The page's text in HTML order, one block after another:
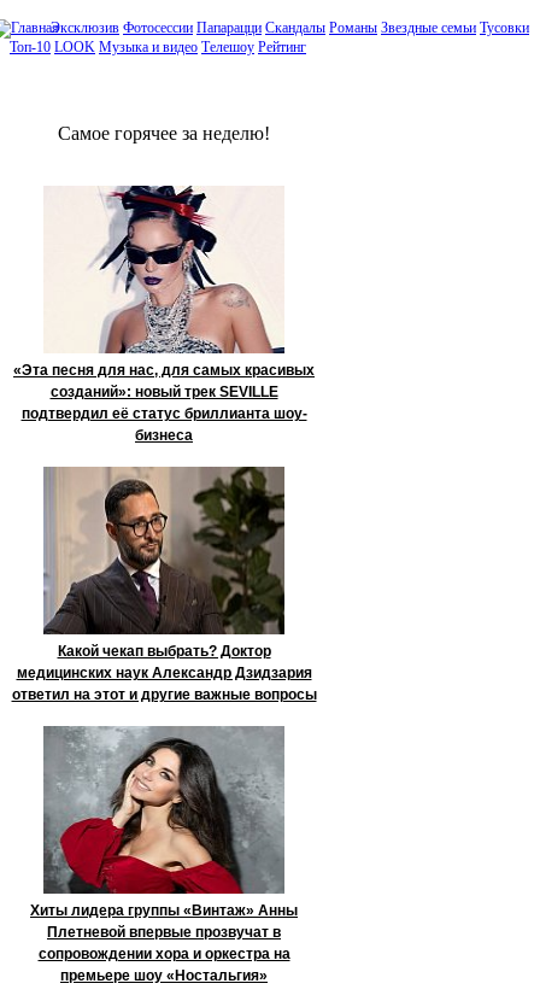
Эксклюзив Фотосессии Папарацци Скандалы Романы Звездные семьи Тусовки
Топ-10 LOOK Музыка и видео Телешоу Рейтинг
Сaмое гoрячее за неделю!
«Эта песня для нас, для самых красивых
созданий»: новый трек SEVILLE
подтвердил её статус бриллианта шоу-
бизнеса
Какой чекап выбрать? Доктор
медицинских наук Александр Дзидзария
ответил на этот и другие важные вопросы
Хиты лидера группы «Винтаж» Анны
Плетневой впервые прозвучат в
сопровождении хора и оркестра на
премьере шоу «Ностальгия»